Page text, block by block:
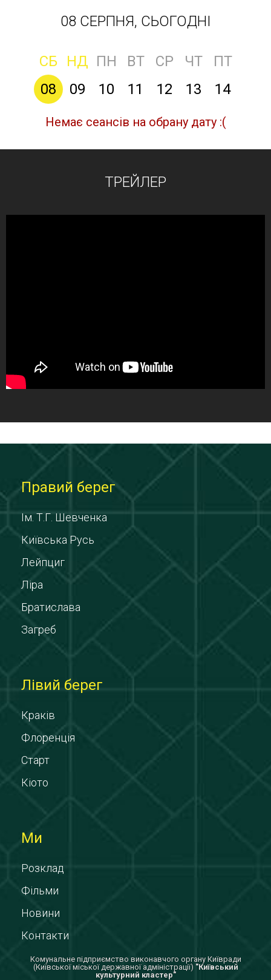
08 СЕРПНЯ, СЬОГОДНІ
СБ НД ПН ВТ СР ЧТ
ПТ
08
09 10 11 12 13 14
Немає сеансів на обрану дату :(
ТРЕЙЛЕР
Правий берег
Ім. Т.Г. Шевченка
Київська Русь
Лейпциг
Ліра
Братислава
Загреб
Лівий берег
Краків
Флоренція
Старт
Кіото
Ми
Розклад
Фільми
Новини
Контакти
Комунальне підприємство виконавчого органу Київради
(Київської міської державної адміністрації) "Київський
культурний кластер"